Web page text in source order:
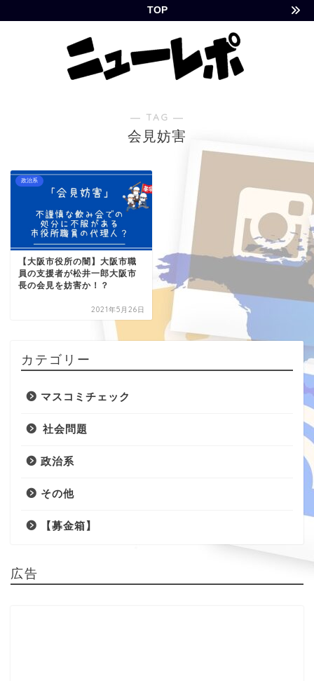
TOP
― TAG ―
会見妨害
政治系
【大阪市役所の闇】大阪市職
員の支援者が松井一郎大阪市
長の会見を妨害か！？
2021年5月26日
カテゴリー
マスコミチェック
社会問題
政治系
その他
【募金箱】
広告